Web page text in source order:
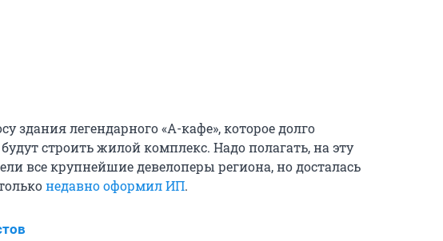
здания легендарного «А-кафе», которое долго
строить жилой комплекс. Надо полагать, на эту
все крупнейшие девелоперы региона, но досталась
недавно оформил ИП.